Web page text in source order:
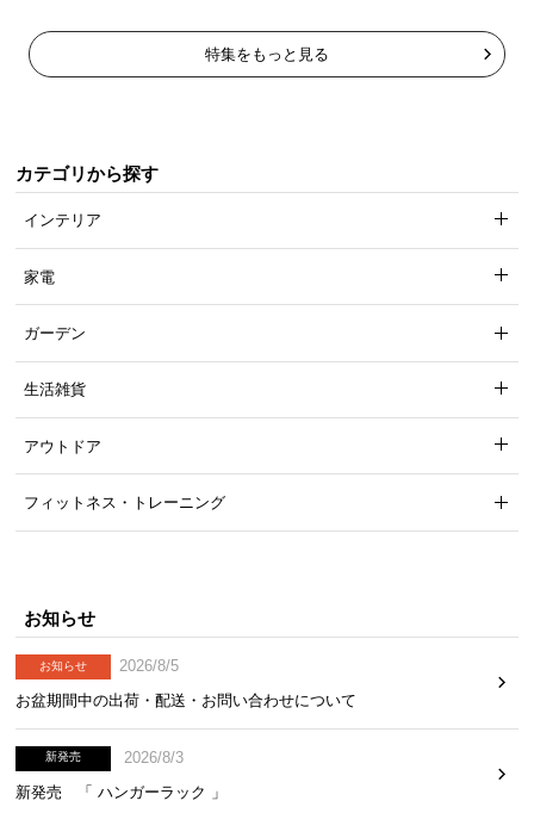
特集をもっと見る
カテゴリから探す
インテリア
家電
ガーデン
生活雑貨
アウトドア
フィットネス・トレーニング
お知らせ
お知らせ
2026/8/5
お盆期間中の出荷・配送・お問い合わせについて
新発売
2026/8/3
新発売 「 ハンガーラック 」